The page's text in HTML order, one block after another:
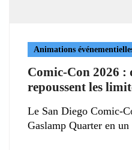
Animations
Comic-Con 2026 :
repoussent les
Le San Diego Comic-
Gaslamp Quarter en